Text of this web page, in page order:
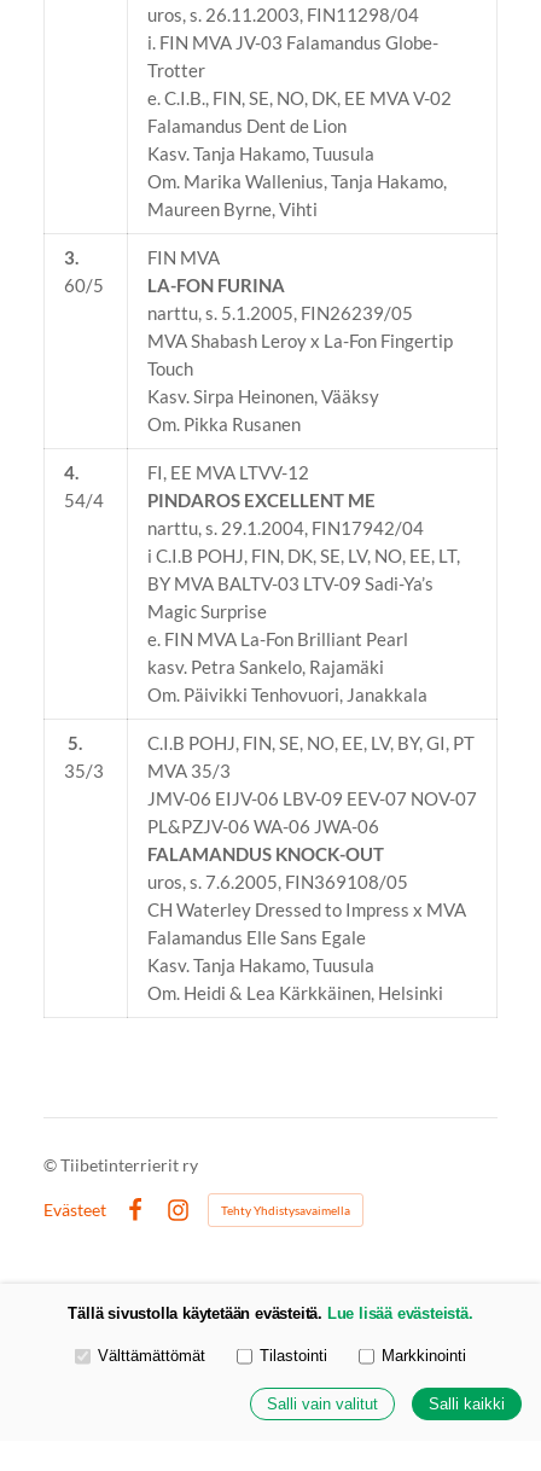
uros, s. 26.11.2003, FIN11298/04
i. FIN MVA JV-03 Falamandus Globe-
Trotter
e. C.I.B., FIN, SE, NO, DK, EE MVA V-02
Falamandus Dent de Lion
Kasv. Tanja Hakamo, Tuusula
Om. Marika Wallenius, Tanja Hakamo,
Maureen Byrne, Vihti
3.
60/5
FIN MVA
LA-FON FURINA
narttu, s. 5.1.2005, FIN26239/05
MVA Shabash Leroy x La-Fon Fingertip
Touch
Kasv. Sirpa Heinonen, Vääksy
Om. Pikka Rusanen
4.
54/4
FI, EE MVA LTVV-12
PINDAROS EXCELLENT ME
narttu, s. 29.1.2004, FIN17942/04
i C.I.B POHJ, FIN, DK, SE, LV, NO, EE, LT,
BY MVA BALTV-03 LTV-09 Sadi-Ya’s
Magic Surprise
e. FIN MVA La-Fon Brilliant Pearl
kasv. Petra Sankelo, Rajamäki
Om. Päivikki Tenhovuori, Janakkala
5.
35/3
C.I.B POHJ, FIN, SE, NO, EE, LV, BY, GI, PT
MVA 35/3
JMV-06 EIJV-06 LBV-09 EEV-07 NOV-07
PL&PZJV-06 WA-06 JWA-06
FALAMANDUS KNOCK-OUT
uros, s. 7.6.2005, FIN369108/05
CH Waterley Dressed to Impress x MVA
Falamandus Elle Sans Egale
Kasv. Tanja Hakamo, Tuusula
Om. Heidi & Lea Kärkkäinen, Helsinki
©Tiibetinterrierit ry
Evästeet
Instagram
Tehty Yhdistysavaimella
Tällä sivustolla käytetään evästeitä. Lue lisää evästeistä.
Valitse käytettävät evästeet
Välttämättömät Tilastointi Markkinointi
Salli vain valitut Salli kaikki